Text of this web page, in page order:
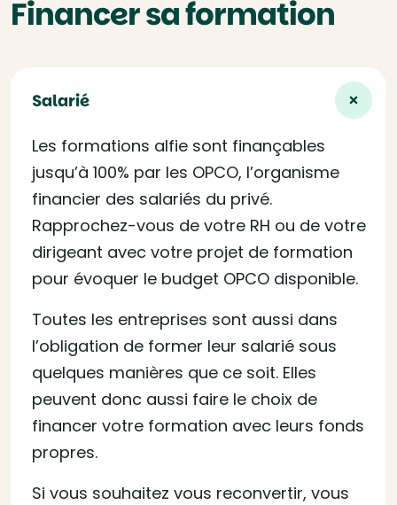
Financer sa formation
Salarié
Les formations alfie sont finançables
jusqu’à 100% par les OPCO, l’organisme
financier des salariés du privé.
Rapprochez-vous de votre RH ou de votre
dirigeant avec votre projet de formation
pour évoquer le budget OPCO disponible.
Toutes les entreprises sont aussi dans
l’obligation de former leur salarié sous
quelques manières que ce soit. Elles
peuvent donc aussi faire le choix de
financer votre formation avec leurs fonds
propres.
Si vous souhaitez vous reconvertir, vous